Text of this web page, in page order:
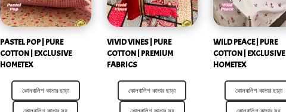
PASTEL POP | PURE
COTTON | EXCLUSIVE
HOMETEX
কোলবালিশ কাভার ছাড়া
VIVID VINES | PURE
COTTON | PREMIUM
FABRICS
কোলবালিশ কাভার ছাড়া
WILD PEACE | PURE
COTTON | EXCLUSIVE
HOMETEX
কোলবালিশ কাভার ছাড়া